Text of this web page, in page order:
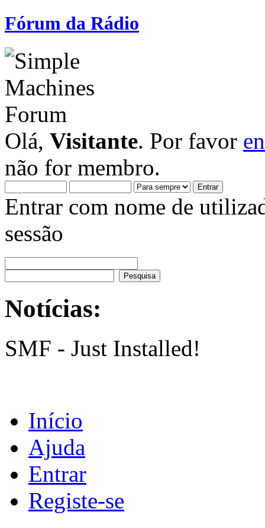
Fórum da Rádio
Olá, Visitante. Por favor
não for membro.
Entrar com nome de
sessão
Notícias:
SMF - Just Installed!
Início
Ajuda
Entrar
Registe-se